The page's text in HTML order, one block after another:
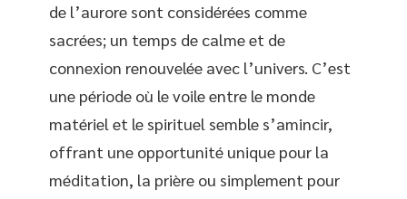
de l’aurore sont considérées comme
sacrées; un temps de calme et de
connexion renouvelée avec l’univers. C’est
une période où le voile entre le monde
matériel et le spirituel semble s’amincir,
offrant une opportunité unique pour la
méditation, la prière ou simplement pour